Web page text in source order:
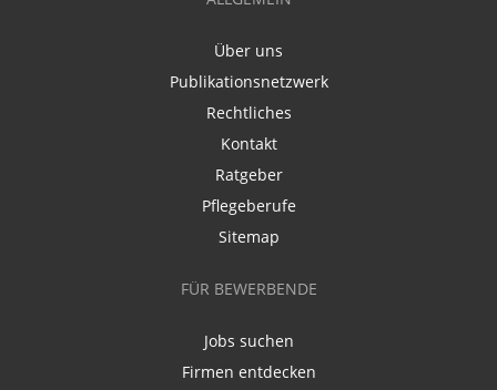
Über uns
Publikationsnetzwerk
Rechtliches
Kontakt
Ratgeber
Pflegeberufe
Sitemap
FÜR BEWERBENDE
Jobs suchen
Firmen entdecken